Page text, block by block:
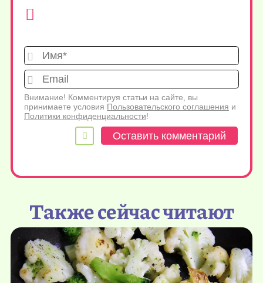
Имя*
Внимание! Комментируя статьи на сайте, вы
принимаете условия Пользовательского соглашения и
Политики конфиденциальности!
Также сейчас читают